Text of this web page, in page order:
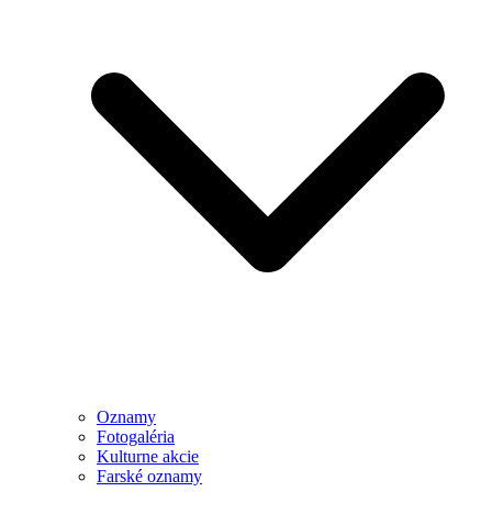
Oznamy
Fotogaléria
Kulturne akcie
Farské oznamy